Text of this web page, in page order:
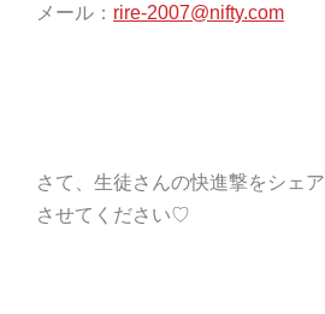
メール： rire-2007@nifty.com
さて、生徒さんの快進撃をシェア
させてください♡